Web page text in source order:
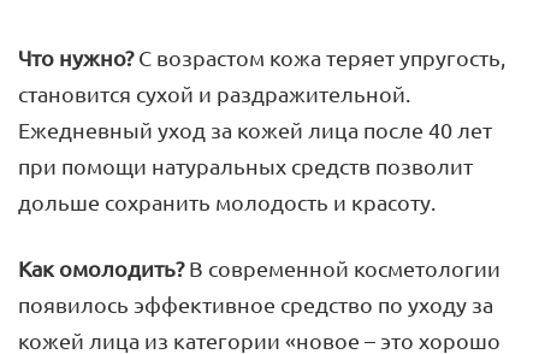
Что нужно?С возрастом кожа теряет упругость,
становится сухой и раздражительной.
Ежедневный уход за кожей лица после 40 лет
при помощи натуральных средств позволит
дольше сохранить молодость и красоту.
Как омолодить?В современной косметологии
появилось эффективное средство по уходу за
кожей лица из категории «новое – это хорошо